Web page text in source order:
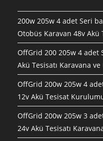
200w 205w 4 adet Seri
Otobüs Karavan 48v Akü
OffGrid 200 205w 4 adet
Akü Tesisatı Karavana
OffGrid 200w 205w 4
12v Akü Tesisat
OffGrid 200w 205w 3
24v Akü Tesisatı